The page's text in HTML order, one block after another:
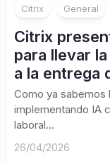
Citrix General
Citrix
para llevar
a la entrega
Como ya sabemos
implementando IA
laboral...
26/04/2026